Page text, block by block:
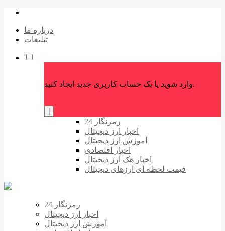
درباره ما
تبلیغات
وارد شوید یا یک حساب کاربری جدید ایجاد کنید.
رمزنگار 24
اخبار ارز دیجیتال
آموزش ارز دیجیتال
اخبار اقتصادی
اخبار هک ارز دیجیتال
قیمت لحظه ای ارزهای دیجیتال
رمزنگار 24
اخبار ارز دیجیتال
آموزش ارز دیجیتال